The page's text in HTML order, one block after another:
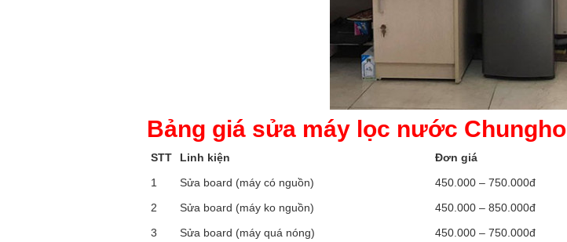
Bảng giá sửa máy lọc nước Chungho
STT Linh kiện
Đơn giá
1
Sửa board (máy có nguồn)
450.000 – 750.000đ
2
Sửa board (máy ko nguồn)
450.000 – 850.000đ
3
Sửa board (máy quá nóng)
450.000 – 750.000đ